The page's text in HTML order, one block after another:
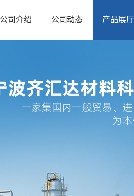
公司介绍 公司动态 产品展厅